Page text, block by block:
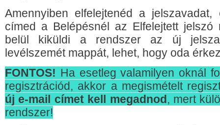
Amennyiben elfelejtenéd a
címed a Belépésnél az Elfelejtett
belül kiküldi a rendszer az új
levélszemét mappát, lehet, hogy oda
FONTOS! Ha esetleg valamilyen oknál
regisztrációd, akkor a megismételt
új e-mail címet kell megadnod, mert
rendszer!